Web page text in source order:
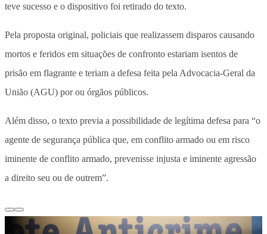
teve sucesso e o dispositivo foi retirado do texto.
Pela proposta original, policiais que realizassem disparos causando
mortos e feridos em situações de confronto estariam isentos de
prisão em flagrante e teriam a defesa feita pela Advocacia-Geral da
União (AGU) por ou órgãos públicos.
Além disso, o texto previa a possibilidade de legítima defesa para “o
agente de segurança pública que, em conflito armado ou em risco
iminente de conflito armado, prevenisse injusta e iminente agressão
a direito seu ou de outrem”.